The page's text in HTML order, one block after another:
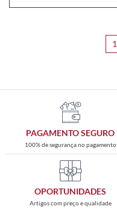
1
PAGAMENTO SEGURO
100% de segurança no pagamento
OPORTUNIDADES
Artigos com preço e qualidade